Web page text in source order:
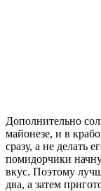
Дополнительно
майонезе, и в
сразу, а не делать
помидорчики
вкус. Поэтому
два, а затем